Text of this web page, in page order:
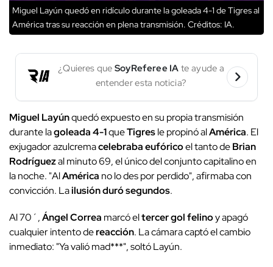
Miguel Layún quedó en ridículo durante la goleada 4-1 de Tigres al
América tras su reacción en plena transmisión. Créditos: IA.
¿Quieres que SoyReferee IA te ayude a
entender esta noticia?
Miguel Layúnquedó expuesto en su propia transmisión
durante lagoleada 4-1queTigresle propinó alAmérica. El
exjugador azulcremacelebraba eufóricoel tanto deBrian
Rodríguezal minuto 69, el único del conjunto capitalino en
la noche. "AlAmérica no lo des por perdido", afirmaba con
convicción. Lailusión duró segundos.
Al 70´,Ángel Correa marcó eltercer gol felinoy apagó
cualquier intento dereacción. La cámara captó el cambio
inmediato: "Ya valió mad***", soltó Layún.